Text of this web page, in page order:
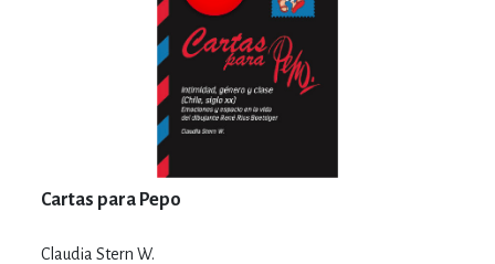
Cartas para Pepo
Claudia Stern W.